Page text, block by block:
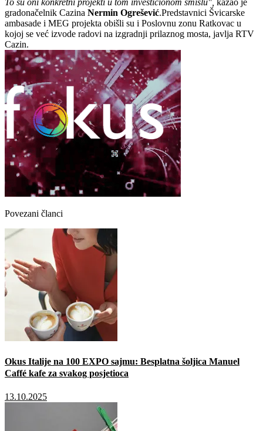
gradonačelnik Cazina Nermin Ogrešević.Predstavnici Švicarske
ambasade i MEG projekta obišli su i Poslovnu zonu Ratkovac u
kojoj se već izvode radovi na izgradnji prilaznog mosta, javlja RTV
Cazin.
Povezani članci
Okus Italije na 100 EXPO sajmu: Besplatna šoljica Manuel
Caffé kafe za svakog posjetioca
13.10.2025